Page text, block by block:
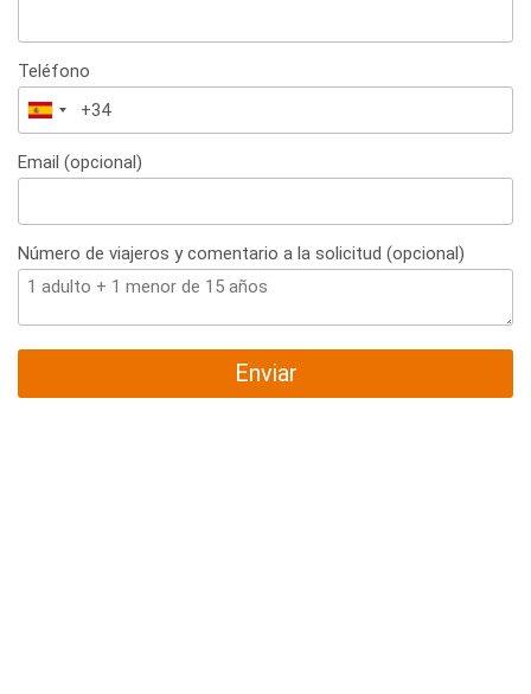
Teléfono
España
+34
Email (opcional)
Número de viajeros y comentario a la solicitud (opcional)
Enviar